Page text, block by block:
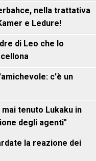
nella trattativa
e Ledure!
di Leo che lo
c'è un
mai tenuto Lukaku in
degli agenti"
la reazione dei